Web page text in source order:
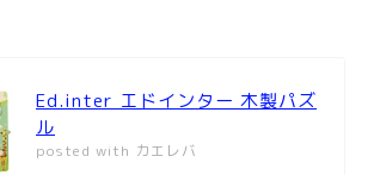
Ed.inter エドインター 木製パズ
ル
posted with カエレバ